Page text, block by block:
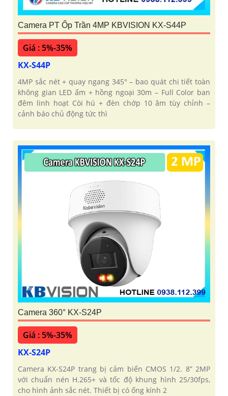
Camera PT Ốp Trần 4MP KBVISION KX-S44P
Giá : 5%-35%
KX-S44P
4MP sắc nét + quay ngang 345° – bao quát chi tiết toàn
không gian LED ấm + hồng ngoại 30m – Full Color ban
đêm linh hoạt Còi hú + đèn chớp 10 âm tùy chỉnh –
cảnh báo chủ động tức thì
Camera 360° KX-S24P
Giá : 5%-35%
KX-S24P
Camera KX-S24P trang bị cảm biến CMOS 1/2. 8” 2MP
với chuẩn nén H.265+ và tốc độ khung hình 25/30fps,
cho hình ảnh sắc nét. Thiết bị có ống kính 2